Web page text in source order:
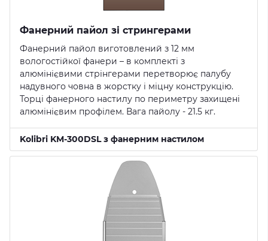
Фанерний пайол зі стрингерами
Фанерний пайол виготовлений з 12 мм
вологостійкої фанери – в комплекті з
алюмінієвими стрінгерами перетворює палубу
надувного човна в жорстку і міцну конструкцію.
Торці фанерного настилу по периметру захищені
алюмінієвим профілем. Вага пайолу - 21.5 кг.
Kolibri KM-300DSL з фанерним настилом